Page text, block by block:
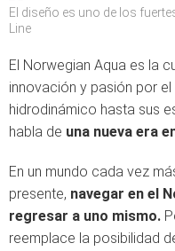
El diseño es uno de los
Line
El Norwegian Aqua es la
innovación y pasión por el
hidrodinámico hasta sus
habla de una nueva era
En un mundo cada vez
presente, navegar en el
regresar a uno mismo.
reemplace la posibilidad